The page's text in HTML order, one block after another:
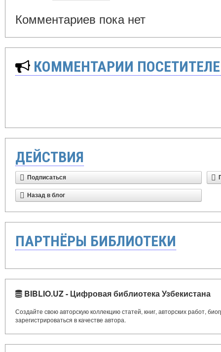
Комментариев пока нет
КОММЕНТАРИИ
ДЕЙСТВИЯ
Подписаться
Назад в блог
ПАРТНЁРЫ БИБЛИОТЕКИ
BIBLIO.UZ - Цифровая библиотека Узбекистана
Создайте свою авторскую коллекцию статей, книг, авторских работ,
зарегистрироваться в качестве автора.